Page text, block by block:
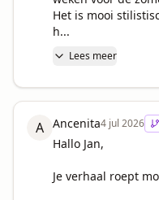
Het is mooi
h...
Lees meer
A Ancenita4 jul 2026
Hallo Jan,
Je verhaal roept